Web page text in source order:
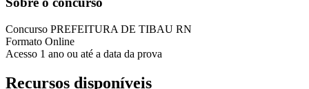
Concurso PREFEITURA DE TIBAU RN
Formato Online
Acesso 1 ano ou até a data da prova
Recursos disponíveis